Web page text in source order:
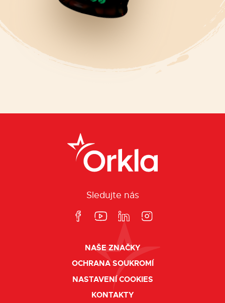
Sledujte nás
NAŠE ZNAČKY
OCHRANA SOUKROMÍ
NASTAVENÍ COOKIES
KONTAKTY